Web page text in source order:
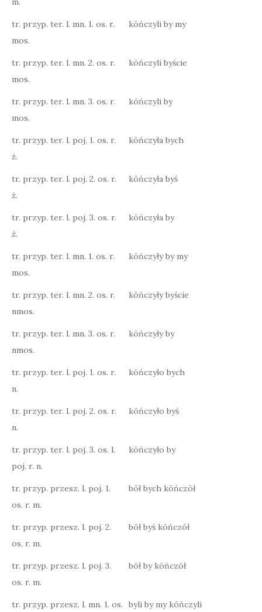
tr. przyp. ter. l. mn. 1. os. r.
mos.
kōńczyli by my
tr. przyp. ter. l. mn. 2. os. r.
mos.
kōńczyli byście
tr. przyp. ter. l. mn. 3. os. r.
mos.
kōńczyli by
tr. przyp. ter. l. poj, 1. os. r.
ż.
kōńczyła bych
tr. przyp. ter. l. poj. 2. os. r.
ż.
kōńczyła byś
tr. przyp. ter. l. poj. 3. os. r.
ż.
kōńczyła by
tr. przyp. ter. l. mn. 1. os. r.
mos.
kōńczyły by my
tr. przyp. ter. l. mn. 2. os. r.
nmos.
kōńczyły byście
tr. przyp. ter. l. mn. 3. os. r.
nmos.
kōńczyły by
tr. przyp. ter. l. poj. 1. os. r.
n.
kōńczyło bych
tr. przyp. ter. l. poj. 2. os. r.
n.
kōńczyło byś
tr. przyp. ter. l. poj. 3. os. l.
poj. r. n.
kōńczyło by
tr. przyp. przesz. l. poj. 1.
os. r. m.
bōł bych kōńczōł
tr. przyp. przesz. l. poj. 2.
os. r. m.
bōł byś kōńczōł
tr. przyp. przesz. l. poj. 3.
os. r. m.
bōł by kōńczōł
tr. przyp. przesz. l. mn. 1. os.
byli by my kōńczyli